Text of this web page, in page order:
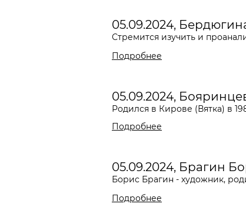
05.09.2024,
Стремится изучить и
Подробнее
05.09.2024,
Родился в Кирове (Вятка) в
Подробнее
05.09.2024, Брагин
Борис Брагин - художник,
Подробнее